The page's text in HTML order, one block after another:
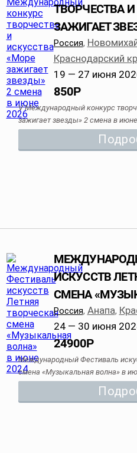
ТВОРЧЕСТВА
ЗАЖИГАЕТ
Россия,
Краснодарский
19 — 27 июня
850Р
V Международный конкурс
зажигает звезды» 2 смена в
ИСКУССТВ
СМЕНА
Россия, Анапа,
24 — 30 июня
24900Р
Международный Фестиваль
смена «Музыкальная волна» в